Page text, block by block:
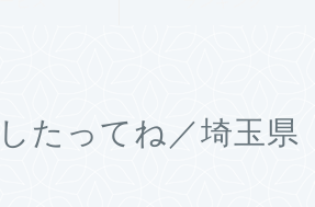
たってね／埼玉県